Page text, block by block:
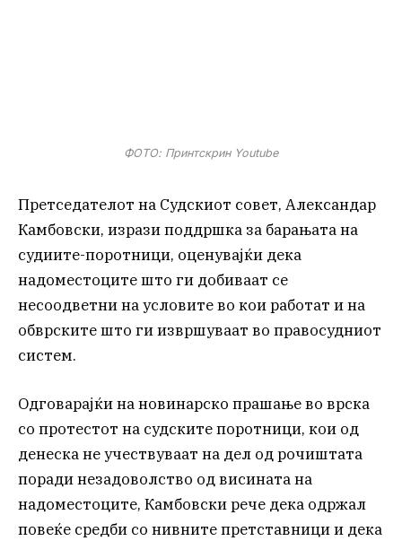
ФОТО: Принтскрин Youtube
Претседателот на Судскиот совет, Александар
Камбовски, изрази поддршка за барањата на
судиите-поротници, оценувајќи дека
надоместоците што ги добиваат се
несоодветни на условите во кои работат и на
обврските што ги извршуваат во правосудниот
систем.
Одговарајќи на новинарско прашање во врска
со протестот на судските поротници, кои од
денеска не учествуваат на дел од рочиштата
поради незадоволство од висината на
надоместоците, Камбовски рече дека одржал
повеќе средби со нивните претставници и дека